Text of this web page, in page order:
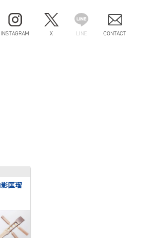
INSTAGRAM X LINE CONTACT
匡瑠